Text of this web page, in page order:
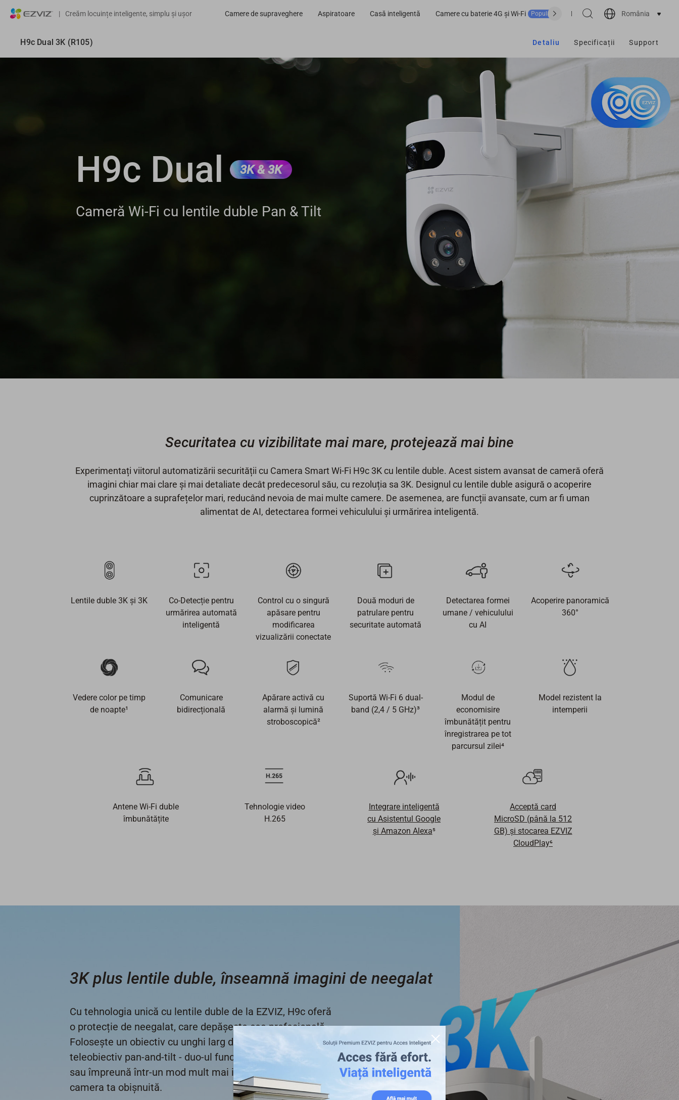
| Creăm locuințe inteligente, simplu și ușor Camere de supraveghere Aspiratoare Casă inteligentă Camere cu baterie 4G și Wi-Fi Popular De unde cumpărăm? Suport
România
H9c Dual 3K (R105) Detaliu Specificații Support
H9c Dual 3K & 3K
Cameră Wi-Fi cu lentile duble Pan & Tilt
Securitatea cu vizibilitate mai mare, protejează mai bine
Experimentați viitorul automatizării securității cu Camera Smart Wi-Fi H9c 3K cu lentile duble. Acest sistem avansat de cameră oferă
imagini chiar mai clare și mai detaliate decât predecesorul său, cu rezoluția sa 3K. Designul cu lentile duble asigură o acoperire
cuprinzătoare a suprafețelor mari, reducând nevoia de mai multe camere. De asemenea, are funcții avansate, cum ar fi uman
alimentat de AI, detectarea formei vehiculului și urmărirea inteligentă.
Lentile duble 3K și 3K
Co-Detecție pentru
urmărirea automată
inteligentă
Control cu ​​o singură
apăsare pentru
modificarea
vizualizării conectate
Două moduri de
patrulare pentru
securitate automată
Detectarea formei
umane / vehiculului
cu AI
Acoperire panoramică
360°
Vedere color pe timp
de noapte¹
Comunicare
bidirecțională
Apărare activă cu
alarmă şi lumină
stroboscopică²
Suportă Wi-Fi 6 dual-
band (2,4 / 5 GHz)³
Modul de
economisire
îmbunătățit pentru
înregistrarea pe tot
parcursul zilei⁴
Model rezistent la
intemperii
Antene Wi-Fi duble
îmbunătățite
Tehnologie video
H.265
Integrare inteligentă
cu Asistentul Google
şi Amazon Alexa⁵
Acceptă card
MicroSD (până la 512
GB) şi stocarea EZVIZ
CloudPlay⁶
3K plus lentile duble, înseamnă imagini de neegalat
Cu tehnologia unică cu lentile duble de la EZVIZ, H9c oferă
o protecție de neegalat, care depășește cea profesională.
Folosește un obiectiv cu unghi larg deasupra unui obiectiv
teleobiectiv pan-and-tilt - duo-ul funcționează independent
sau împreună într-un mod mult mai inteligent decât
camera ta obișnuită.